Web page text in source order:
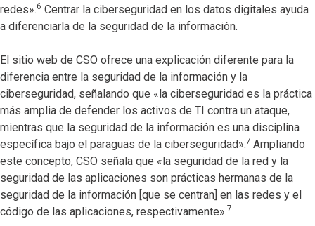
redes».6 Centrar la ciberseguridad en los datos digitales ayuda
a diferenciarla de la seguridad de la información.
El sitio web de CSO ofrece una explicación diferente para la
diferencia entre la seguridad de la información y la
ciberseguridad, señalando que «la ciberseguridad es la práctica
más amplia de defender los activos de TI contra un ataque,
mientras que la seguridad de la información es una disciplina
específica bajo el paraguas de la ciberseguridad».7 Ampliando
este concepto, CSO señala que «la seguridad de la red y la
seguridad de las aplicaciones son prácticas hermanas de la
seguridad de la información [que se centran] en las redes y el
código de las aplicaciones, respectivamente».7